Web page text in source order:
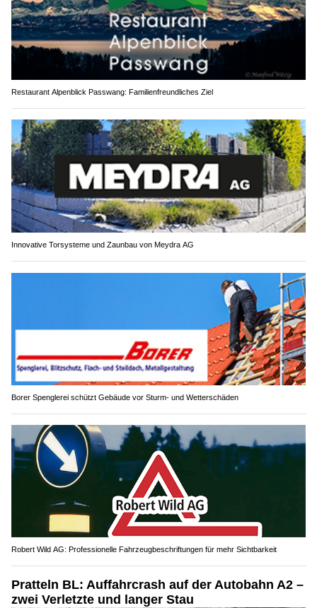
Restaurant Alpenblick Passwang: Familienfreundliches Ziel
Innovative Torsysteme und Zaunbau von Meydra AG
Borer Spenglerei schützt Gebäude vor Sturm- und Wetterschäden
Robert Wild AG: Professionelle Fahrzeugbeschriftungen für mehr Sichtbarkeit
Pratteln BL: Auffahrcrash auf der Autobahn A2 –
zwei Verletzte und langer Stau